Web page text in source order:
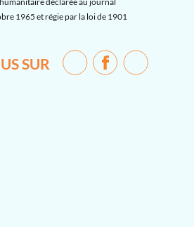
1965 et régie par la loi de 1901
SUR